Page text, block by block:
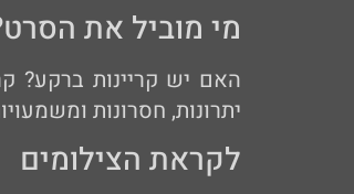
מי מוביל את
האם יש קריינות ברקע?
יתרונות, חסרונות
לקראת הצילומים